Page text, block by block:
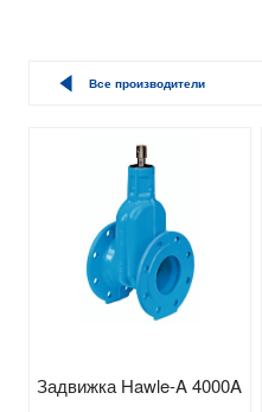
Все производители
Задвижка Hawle-A 4000A